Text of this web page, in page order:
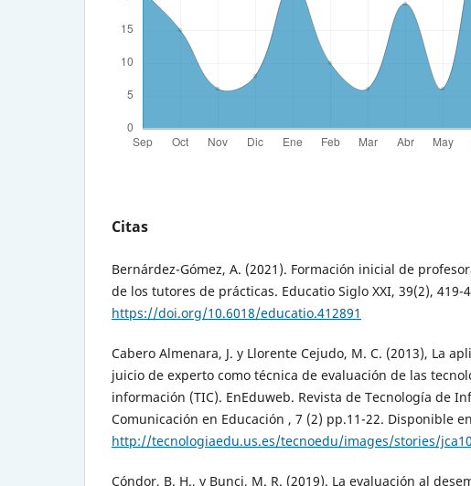
Citas
Bernárdez-Gómez, A. (2021). Formación inicial de
de los tutores de prácticas. Educatio Siglo XXI, 39(2), 419-
https://doi.org/10.6018/educatio.412891
Cabero Almenara, J. y Llorente Cejudo, M. C. (2013), La
juicio de experto como técnica de evaluación de las
información (TIC). EnEduweb. Revista de Tecnología de
Comunicación en Educación , 7 (2) pp.11-22. Disponible en
http://tecnologiaedu.us.es/tecnoedu/images/stories/
Cóndor, B. H., y Bunci, M. R. (2019). La evaluación al